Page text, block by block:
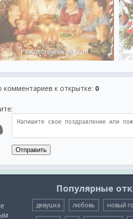
Рождественский стол
комментариев к открытке: 0
Отправить
Популярные
девушка любовь новый